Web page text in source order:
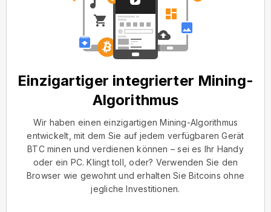
Einzigartiger integrierter Mining-
Algorithmus
Wir haben einen einzigartigen Mining-Algorithmus
entwickelt, mit dem Sie auf jedem verfügbaren Gerät
BTC minen und verdienen können – sei es Ihr Handy
oder ein PC. Klingt toll, oder? Verwenden Sie den
Browser wie gewohnt und erhalten Sie Bitcoins ohne
jegliche Investitionen.